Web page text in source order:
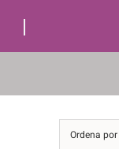
contenido
Ordena por